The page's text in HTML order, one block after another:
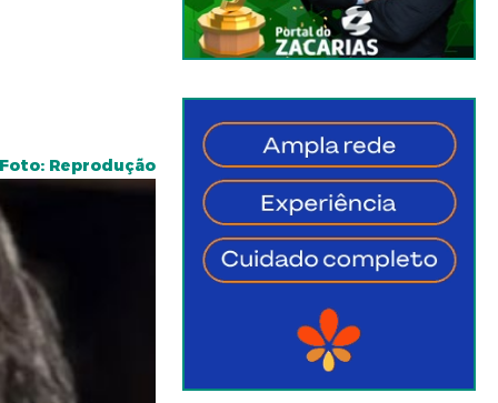
Reprodução